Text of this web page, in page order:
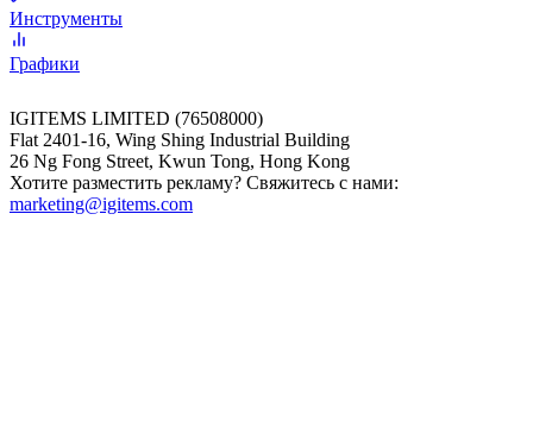
Инструменты
Графики
IGITEMS LIMITED (76508000)
Flat 2401-16, Wing Shing Industrial Building
26 Ng Fong Street, Kwun Tong, Hong Kong
Хотите разместить рекламу? Свяжитесь с нами:
marketing@igitems.com